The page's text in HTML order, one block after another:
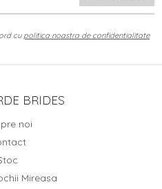
cu politica noastra de confidentialitate
BRIDES
noi
Mireasa